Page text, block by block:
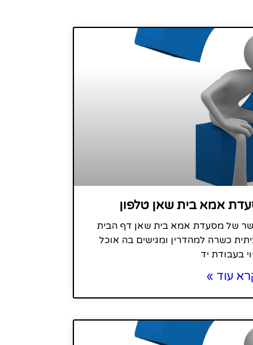
אמא בית שאן טלפון
קשר של מסעדת אמא בית שאן דף הבית
כשרה למהדרין ומגישים בה אוכל
בעבודת יד
עוד »